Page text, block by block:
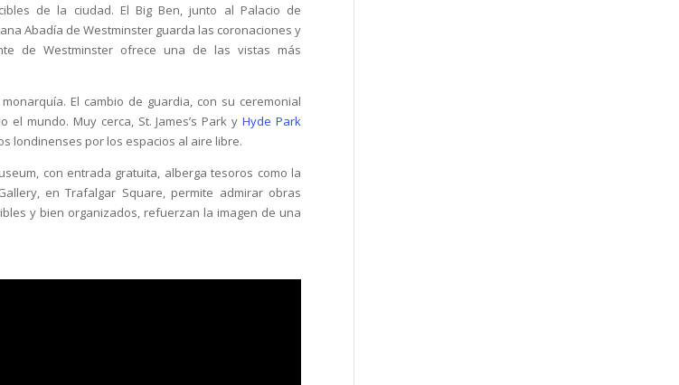
de la ciudad. El Big Ben, junto al Palacio de
Abadía de Westminster guarda las coronaciones y
de Westminster ofrece una de las vistas más
El cambio de guardia, con su ceremonial
mundo. Muy cerca, St. James’s Park yHyde Park
londinenses por los espacios al aire libre.
con entrada gratuita, alberga tesoros como la
en Trafalgar Square, permite admirar obras
y bien organizados, refuerzan la imagen de una